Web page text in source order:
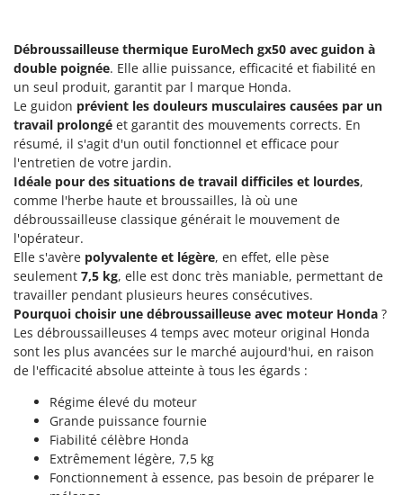
H
Haches - Cognées et Hachettes
Hachoirs à viande
Herses à Dents
Herses Rotatives
L
Lames à neige
Lames niveleuses pour tracteur
Lave-vitres
Lieuses électriques pour vignes
M
Machines à pâtes
Machines pour la transformation des fruits
Machines sous vide
Motobineuses
EcoFlow
Edilmark
Effeuno
Einhell
Elegen
Energy Gruppi
Enotecnica Pillan
Eschenfelder
EuroMech
Eurosystems
F
FAC
Fama Industrie
Famur
FARMER
FBC
Débroussailleuse thermique EuroMech gx50 avec guidon à
double poignée. Elle allie puissance, efficacité et fiabilité en
un seul produit, garantit par l marque Honda.
Le guidon prévient les douleurs musculaires causées par un
travail prolongé et garantit des mouvements corrects. En
résumé, il s'agit d'un outil fonctionnel et efficace pour
l'entretien de votre jardin.
Idéale pour des situations de travail difficiles et lourdes,
comme l'herbe haute et broussailles, là où une
débroussailleuse classique générait le mouvement de
l'opérateur.
Elle s'avère polyvalente et légère, en effet, elle pèse
seulement 7,5 kg, elle est donc très maniable, permettant de
travailler pendant plusieurs heures consécutives.
Pourquoi choisir une débroussailleuse avec moteur Honda ?
Les débroussailleuses 4 temps avec moteur original Honda
sont les plus avancées sur le marché aujourd'hui, en raison
de l'efficacité absolue atteinte à tous les égards :
Régime élevé du moteur
Grande puissance fournie
Fiabilité célèbre Honda
Extrêmement légère, 7,5 kg
Fonctionnement à essence, pas besoin de préparer le